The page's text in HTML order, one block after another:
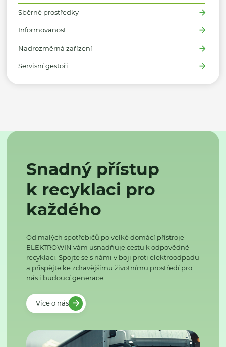
Sběrné prostředky
Informovanost
Nadrozměrná zařízení
Servisní gestoři
Snadný přístup
k recyklaci pro
každého
Od malých spotřebičů po velké domácí přístroje –
ELEKTROWIN vám usnadňuje cestu k odpovědné
recyklaci. Spojte se s námi v boji proti elektroodpadu
a přispějte ke zdravějšímu životnímu prostředí pro
nás i budoucí generace.
Více o nás